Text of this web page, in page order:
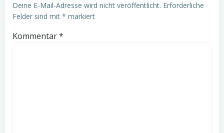
Deine E-Mail-Adresse wird nicht veröffentlicht. Erforderliche
Felder sind mit * markiert
Kommentar*